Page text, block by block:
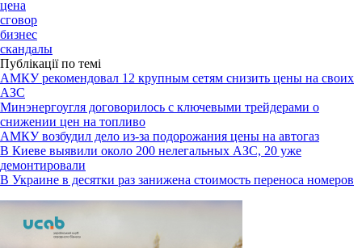
цена
сговор
бизнес
скандалы
Публікації по темі
АМКУ рекомендовал 12 крупным сетям снизить цены на своих
АЗС
Минэнергоугля договорилось с ключевыми трейдерами о
снижении цен на топливо
АМКУ возбудил дело из-за подорожания цены на автогаз
В Киеве выявили около 200 нелегальных АЗС, 20 уже
демонтировали
В Украине в десятки раз занижена стоимость переноса номеров